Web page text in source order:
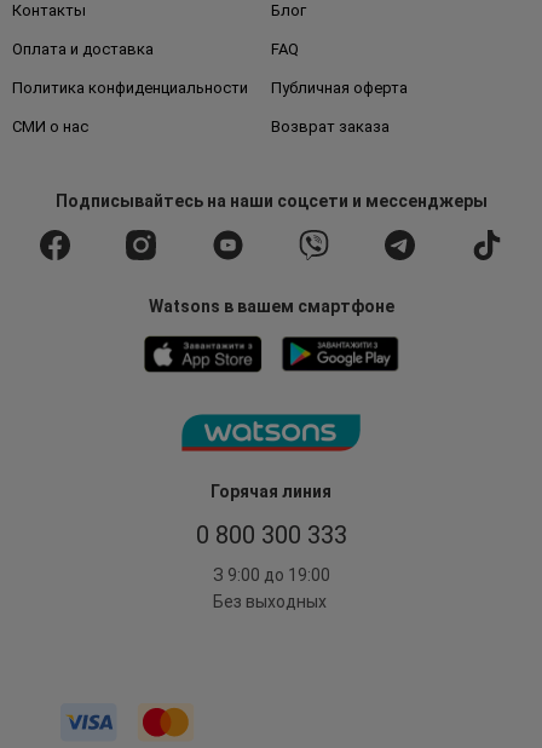
Горячая линия
0 800 300 333
З 9:00 до 19:00
Без выходных
Контакты Блог
Оплата и доставка FAQ
Политика конфиденциальности Публичная оферта
СМИ о нас Возврат заказа
Подписывайтесьна наши соцсети и мессенджеры
Watsons в вашем смартфоне